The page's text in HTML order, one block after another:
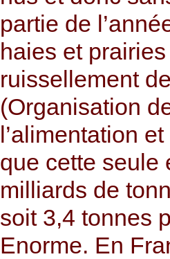
partie de
haies et
ruissellement
(Organisation
l’alimentation
que cette seule
milliards de
soit 3,4 tonnes
Enorme. En